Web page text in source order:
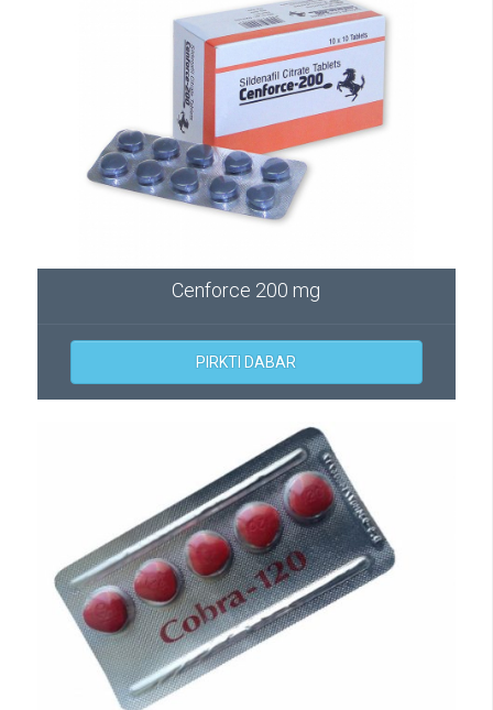
Cenforce 200 mg
PIRKTI DABAR